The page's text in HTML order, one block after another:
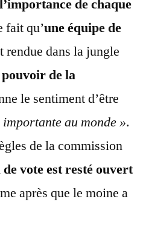
l’importance de chaque
fait qu’une équipe de
rendue dans la jungle
pouvoir de la
le sentiment d’être
au monde ».
de la commission
vote est resté ouvert
après que le moine a